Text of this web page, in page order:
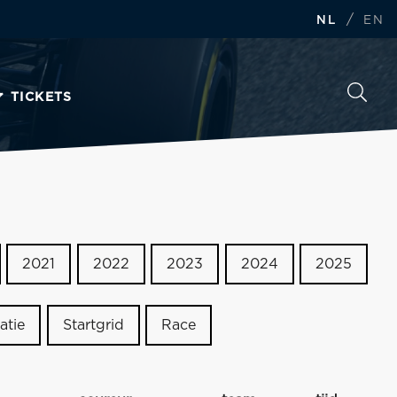
NL / EN
TICKETS
2021 2022 2023 2024 2025
Startgrid Race